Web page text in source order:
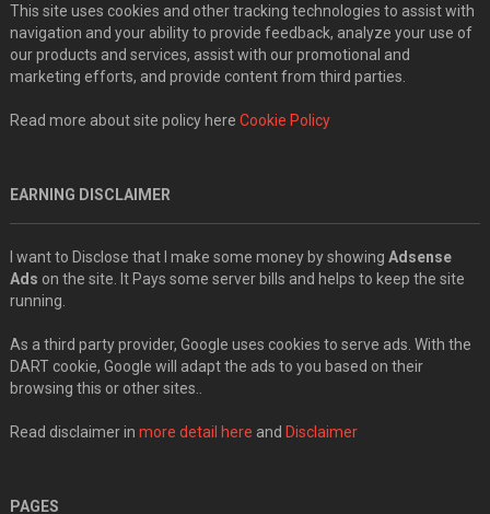
This site uses cookies and other tracking technologies to assist with
navigation and your ability to provide feedback, analyze your use of
our products and services, assist with our promotional and
marketing efforts, and provide content from third parties.
Read more about site policy here Cookie Policy
EARNING DISCLAIMER
I want to Disclose that I make some money by showing Adsense
Ads on the site. It Pays some server bills and helps to keep the site
running.
As a third party provider, Google uses cookies to serve ads. With the
DART cookie, Google will adapt the ads to you based on their
browsing this or other sites..
Read disclaimer in more detail here and Disclaimer
PAGES